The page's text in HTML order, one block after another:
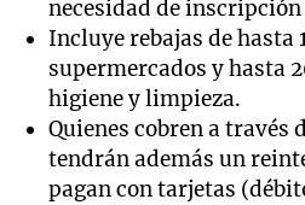
necesidad de
Incluye rebajas de hasta
supermercados y hasta
higiene y limpieza.
Quienes cobren a través
tendrán además un
pagan con tarjetas